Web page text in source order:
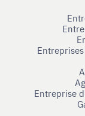
Entreprise